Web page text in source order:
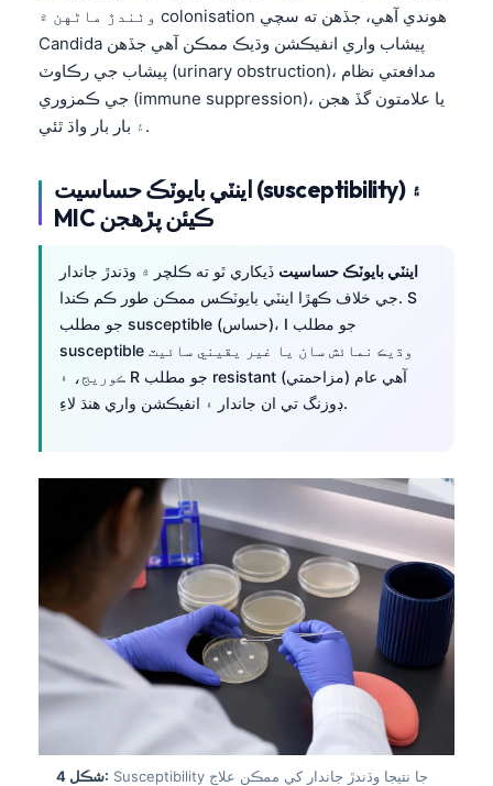
وٺندڙ ماڻهن ۾ colonisation هوندي آهي، جڏهن ته سچي
Candida پيشاب واري انفيڪشن وڌيڪ ممڪن آهي جڏهن
پيشاب جي رڪاوٽ (urinary obstruction)، مدافعتي نظام
جي ڪمزوري (immune suppression)، يا علامتون گڏ هجن
۽ بار بار واڌ ٿئي.
اينٽي بايوٽڪ حساسيت (susceptibility) ۽
MIC ڪيئن پڙهجن
اينٽي بايوٽڪ حساسيت ڏيکاري ٿو ته ڪلچر ۾ وڌندڙ جاندار
جي خلاف ڪهڙا اينٽي بايوٽڪس ممڪن طور ڪم ڪندا. S
جو مطلب susceptible (حساس)، I جو مطلب
susceptible وڌيڪ نمائش سان يا غير يقيني سائيٽ
ڪوريج، ۽ R جو مطلب resistant (مزاحمتي) آهي عام
ڊوزنگ تي ان جاندار ۽ انفيڪشن واري هنڌ لاءِ.
شڪل 4: Susceptibility جا نتيجا وڌندڙ جاندار کي ممڪن علاج